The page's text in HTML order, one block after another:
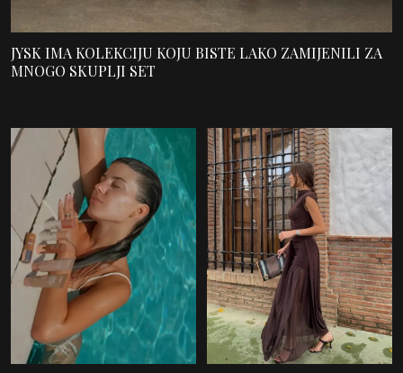
JYSK IMA KOLEKCIJU KOJU BISTE LAKO ZAMIJENILI ZA
MNOGO SKUPLJI SET